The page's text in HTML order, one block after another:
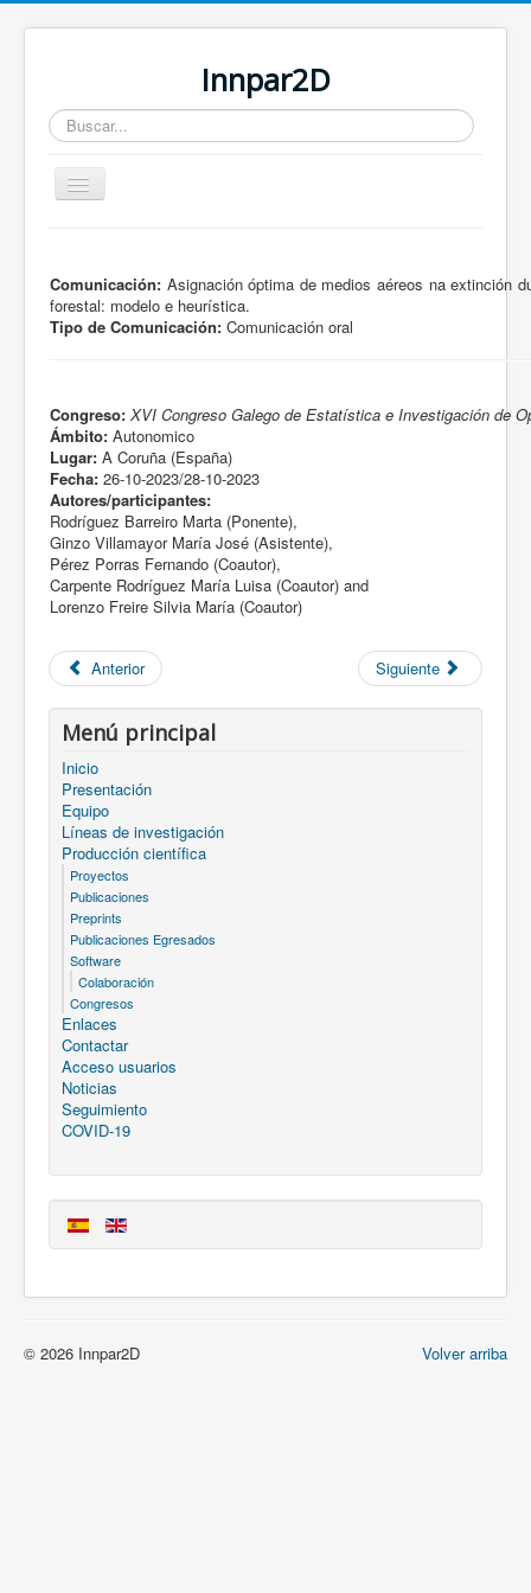
Innpar2D
Buscar...
Cambiar
navegación
Comunicación: Asignación óptima de medios aéreos na extinción
forestal: modelo e heurística.
Tipo de Comunicación: Comunicación oral
Congreso: XVI Congreso Galego de Estatística e Investigación de
Ámbito: Autonomico
Lugar: A Coruña (España)
Fecha: 26-10-2023/28-10-2023
Autores/participantes:
Rodríguez Barreiro Marta (Ponente),
Ginzo Villamayor María José (Asistente),
Pérez Porras Fernando (Coautor),
Carpente Rodríguez María Luisa (Coautor) and
Lorenzo Freire Silvia María (Coautor)
Anterior Siguiente
Menú principal
Inicio
Presentación
Equipo
Líneas de investigación
Producción científica
Proyectos
Publicaciones
Preprints
Publicaciones Egresados
Software
Colaboración
Congresos
Enlaces
Contactar
Acceso usuarios
Noticias
Seguimiento
COVID-19
Volver arriba
© 2026 Innpar2D